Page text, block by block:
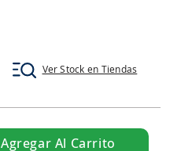
Ver Stock en Tiendas
Agregar Al Carrito